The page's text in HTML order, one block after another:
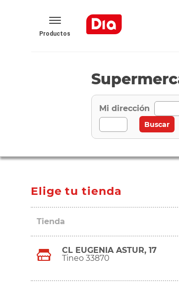
Productos
Mi dirección
Elige tu tienda
Tienda
CL EUGENIA ASTUR, 17
Tineo 33870